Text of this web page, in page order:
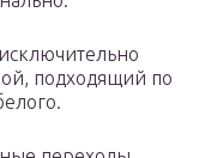
подходящий по